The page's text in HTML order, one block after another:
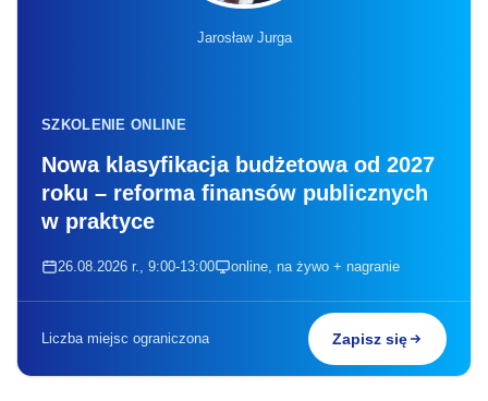
Jarosław Jurga
SZKOLENIE ONLINE
Nowa klasyfikacja budżetowa od 2027
roku – reforma finansów publicznych
w praktyce
26.08.2026 r., 9:00-13:00 online, na żywo + nagranie
Liczba miejsc ograniczona Zapisz się